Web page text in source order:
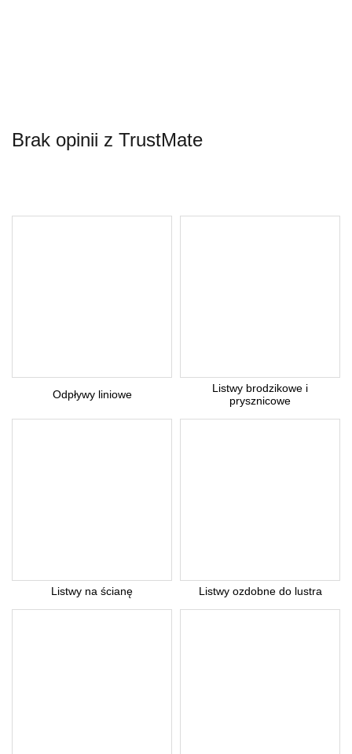
Brak opinii z TrustMate
Odpływy liniowe
Listwy brodzikowe i
prysznicowe
Listwy na ścianę Listwy ozdobne do lustra